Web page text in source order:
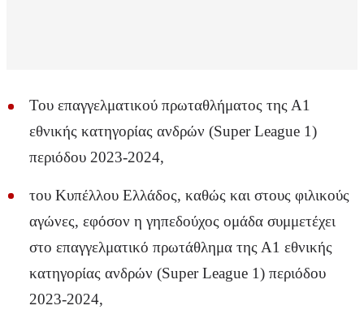
Του επαγγελματικού πρωταθλήματος της Α1
εθνικής κατηγορίας ανδρών (Super League 1)
περιόδου 2023-2024,
του Κυπέλλου Ελλάδος, καθώς και στους φιλικούς
αγώνες, εφόσον η γηπεδούχος ομάδα συμμετέχει
στο επαγγελματικό πρωτάθλημα της Α1 εθνικής
κατηγορίας ανδρών (Super League 1) περιόδου
2023-2024,